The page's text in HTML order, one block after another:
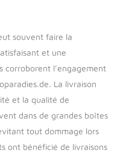
souvent faire la
et une
corroborent l’engagement
La livraison
et la qualité de
dans de grandes boîtes
tout dommage lors
ont bénéficié de livraisons